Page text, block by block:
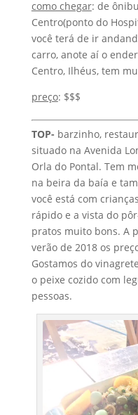
como chegar: de
Centro(ponto do
você terá de ir
carro, anote aí o
Centro, Ilhéus, tem
preço: $$$
TOP- barzinho,
situado na Avenida
Orla do Pontal. Tem
na beira da baía e
você está com
rápido e a vista do
pratos muito bons. A
verão de 2018 os
Gostamos do
o peixe cozido com
pessoas.